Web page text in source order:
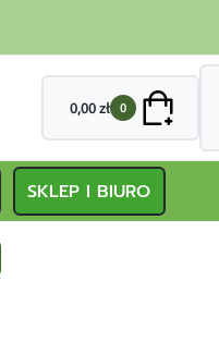
0,00 zł 0
SKLEP I BIURO